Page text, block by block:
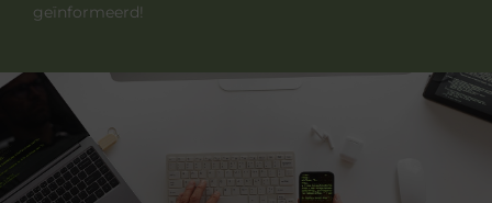
geïnformeerd!